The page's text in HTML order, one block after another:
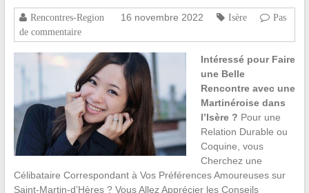
Rencontres-Region 16 novembre 2022 Isère
Pas
de commentaire
Intéressé pour Faire
une Belle
Rencontre avec une
Martinéroise dans
l’Isère ? Pour une
Relation Durable ou
Coquine, vous
Cherchez une
Célibataire Correspondant à Vos Préférences Amoureuses sur
Saint-Martin-d’Hères ? Vous Allez Apprécier les Conseils